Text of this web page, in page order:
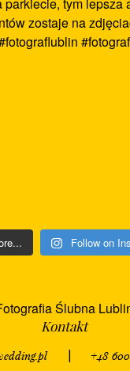
Follow on
Ślubna
Kontakt
+48